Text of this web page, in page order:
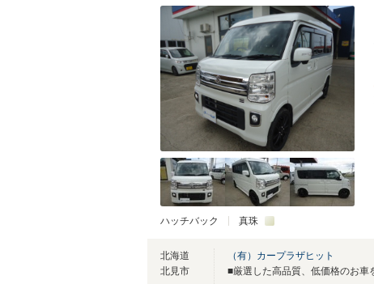
ハッチバック 真珠
北海道
北見市
（有）カープラザヒット